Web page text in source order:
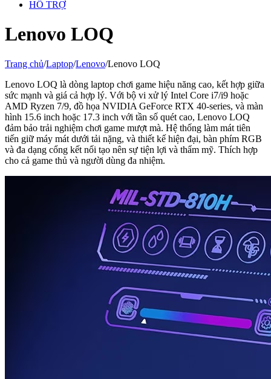
HỖ TRỢ
Lenovo LOQ
Trang chủ/Laptop/Lenovo/Lenovo LOQ
Lenovo LOQ là dòng laptop chơi game hiệu năng cao, kết hợp giữa
sức mạnh và giá cả hợp lý. Với bộ vi xử lý Intel Core i7/i9 hoặc
AMD Ryzen 7/9, đồ họa NVIDIA GeForce RTX 40-series, và màn
hình 15.6 inch hoặc 17.3 inch với tần số quét cao, Lenovo LOQ
đảm bảo trải nghiệm chơi game mượt mà. Hệ thống làm mát tiên
tiến giữ máy mát dưới tải nặng, và thiết kế hiện đại, bàn phím RGB
và đa dạng cổng kết nối tạo nên sự tiện lợi và thẩm mỹ. Thích hợp
cho cả game thủ và người dùng đa nhiệm.